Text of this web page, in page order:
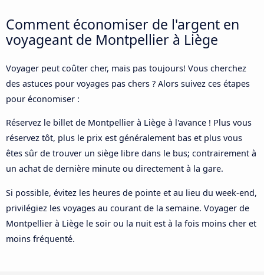
Comment économiser de l'argent en
voyageant de Montpellier à Liège
Voyager peut coûter cher, mais pas toujours! Vous cherchez
des astuces pour voyages pas chers ? Alors suivez ces étapes
pour économiser :
Réservez le billet de Montpellier à Liège à l'avance ! Plus vous
réservez tôt, plus le prix est généralement bas et plus vous
êtes sûr de trouver un siège libre dans le bus; contrairement à
un achat de dernière minute ou directement à la gare.
Si possible, évitez les heures de pointe et au lieu du week-end,
privilégiez les voyages au courant de la semaine. Voyager de
Montpellier à Liège le soir ou la nuit est à la fois moins cher et
moins fréquenté.